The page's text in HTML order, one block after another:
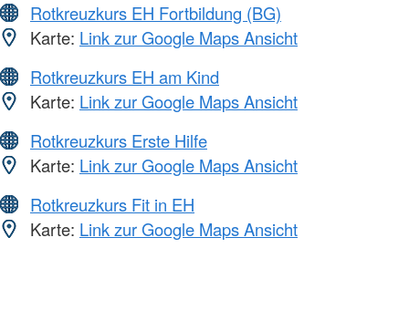
Rotkreuzkurs EH Fortbildung (BG)
Karte: Link zur Google Maps Ansicht
Rotkreuzkurs EH am Kind
Karte: Link zur Google Maps Ansicht
Rotkreuzkurs Erste Hilfe
Karte: Link zur Google Maps Ansicht
Rotkreuzkurs Fit in EH
Karte: Link zur Google Maps Ansicht